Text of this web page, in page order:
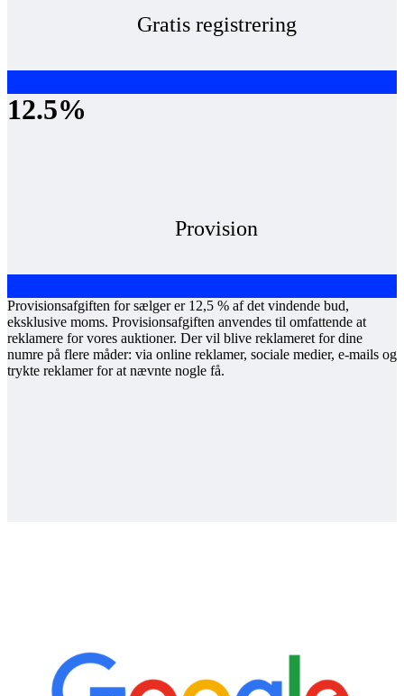
Gratis registrering
12.5%
Provision
Provisionsafgiften for sælger er 12,5 % af det vindende bud,
eksklusive moms. Provisionsafgiften anvendes til omfattende at
reklamere for vores auktioner. Der vil blive reklameret for dine
numre på flere måder: via online reklamer, sociale medier, e-mails og
trykte reklamer for at nævnte nogle få.